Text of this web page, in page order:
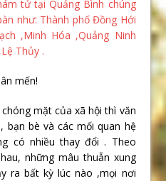
tử tại Quảng Bình chúng
như: Thành phố Đồng Hới
,Minh Hóa ,Quảng Ninh
Thủy .
mến!
mặt của xã hội thì văn
bạn bè và các mối quan hệ
có nhiều thay đổi . Theo
những mâu thuẫn xung
ra bất kỳ lúc nào ,mọi nơi